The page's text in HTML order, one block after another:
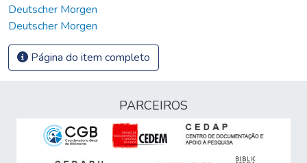
Deutscher Morgen
Deutscher Morgen
Página do item completo
PARCEIROS